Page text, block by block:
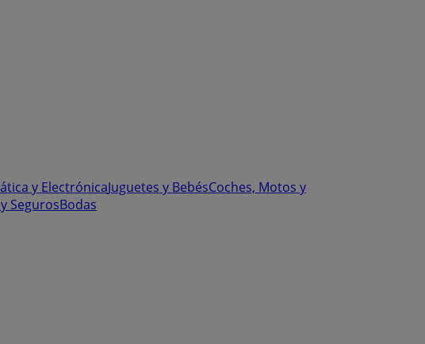
y ElectrónicaJuguetes y BebésCoches, Motos y
SegurosBodas